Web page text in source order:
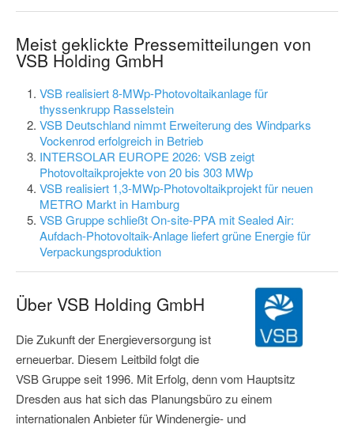
Meist geklickte Pressemitteilungen von
VSB Holding GmbH
VSB realisiert 8-MWp-Photovoltaikanlage für
thyssenkrupp Rasselstein
VSB Deutschland nimmt Erweiterung des Windparks
Vockenrod erfolgreich in Betrieb
INTERSOLAR EUROPE 2026: VSB zeigt
Photovoltaikprojekte von 20 bis 303 MWp
VSB realisiert 1,3-MWp-Photovoltaikprojekt für neuen
METRO Markt in Hamburg
VSB Gruppe schließt On-site-PPA mit Sealed Air:
Aufdach-Photovoltaik-Anlage liefert grüne Energie für
Verpackungsproduktion
Über VSB Holding GmbH
Die Zukunft der Energieversorgung ist
erneuerbar. Diesem Leitbild folgt die
VSB Gruppe seit 1996. Mit Erfolg, denn vom Hauptsitz
Dresden aus hat sich das Planungsbüro zu einem
internationalen Anbieter für Windenergie- und